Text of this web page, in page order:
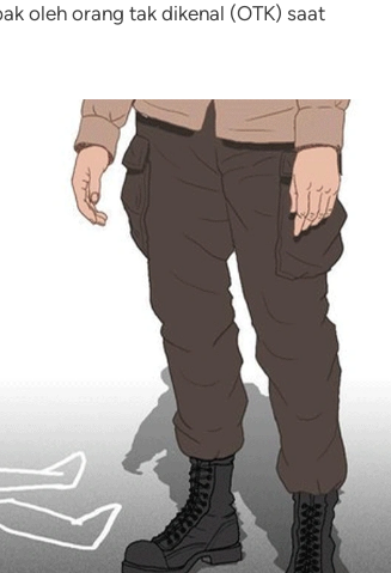
oleh orang tak dikenal (OTK) saat